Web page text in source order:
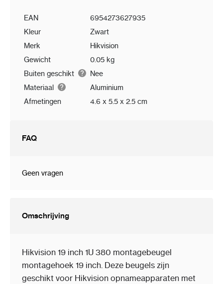
EAN
6954273627935
Kleur
Zwart
Merk
Hikvision
Gewicht
0.05 kg
Buiten geschikt
Nee
Materiaal
Aluminium
Afmetingen
4.6 x 5.5 x 2.5 cm
FAQ
Geen vragen
Omschrijving
Hikvision 19 inch 1U 380 montagebeugel
montagehoek 19 inch. Deze beugels zijn
geschikt voor Hikvision opnameapparaten met